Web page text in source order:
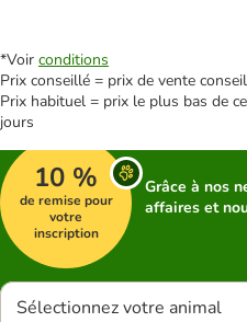
*Voir conditions
Prix conseillé = prix de vente
Prix habituel = prix le plus bas de
jours
10 %
de remise pour
votre
inscription
Grâce à nos
affaires et
Sélectionnez votre animal